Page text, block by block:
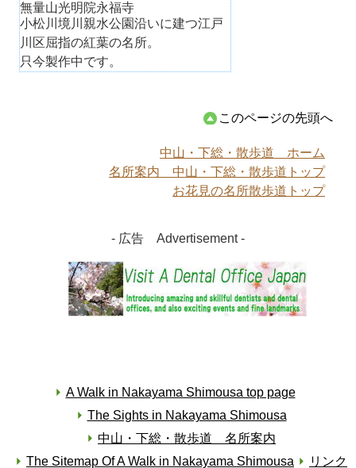
無量山光明院永福寺
小松川境川親水公園沿いに建つ江戸
川区屈指の紅葉の名所。
只今製作中です。
このページの先頭へ
中山・下総・散歩道 ホーム
名所案内 中山・下総・散歩道トップ
お花見の名所散歩道トップ
- 広告 Advertisement -
A Walk in Nakayama Shimousa top page
The Sights in Nakayama Shimousa
中山・下総・散歩道 名所案内
The Sitemap Of A Walk in Nakayama Shimousa
リンク